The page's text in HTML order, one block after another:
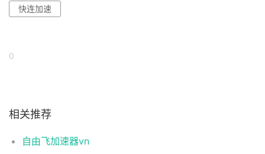
快连加速
0
相关推荐
自由飞加速器vn